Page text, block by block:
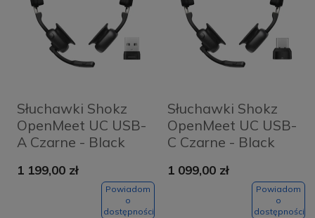
Słuchawki Shokz
OpenMeet UC USB-
A Czarne - Black
1 199,00 zł
Powiadom
o
dostępności
Słuchawki Shokz
OpenMeet UC USB-
C Czarne - Black
1 099,00 zł
Powiadom
o
dostępności